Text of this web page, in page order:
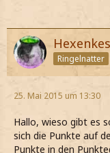
Ringelnatter
25. Mai 2015 um 13:30
Hallo, wieso gibt es
sich die Punkte auf
Punkte in den